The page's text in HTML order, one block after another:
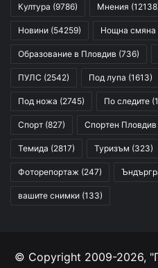
Култура (9786) Мнения
Новини (54259) Нощна смяна
Образование в Пловдив (736)
ПУЛС (2542) Под лупа (1613)
Под ножа (2745) По следите
Спорт (827) Спортен Пловдив
Темида (2817) Туризъм (323)
Фоторепортаж (247)
вашите снимки (133)
© Copyright 2009-2026,